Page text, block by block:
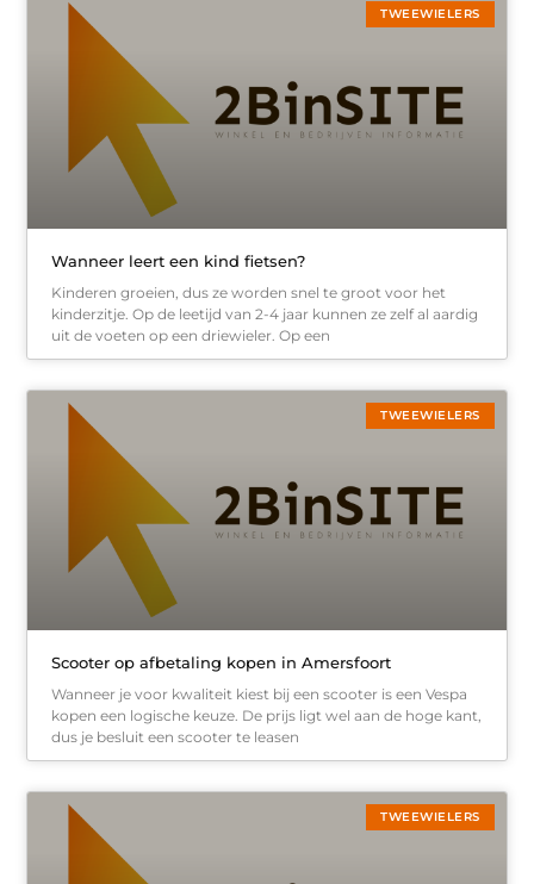
TWEEWIELERS
Wanneer leert een kind fietsen?
Kinderen groeien, dus ze worden snel te groot voor het
kinderzitje. Op de leetijd van 2-4 jaar kunnen ze zelf al aardig
uit de voeten op een driewieler. Op een
TWEEWIELERS
Scooter op afbetaling kopen in Amersfoort
Wanneer je voor kwaliteit kiest bij een scooter is een Vespa
kopen een logische keuze. De prijs ligt wel aan de hoge kant,
dus je besluit een scooter te leasen
TWEEWIELERS